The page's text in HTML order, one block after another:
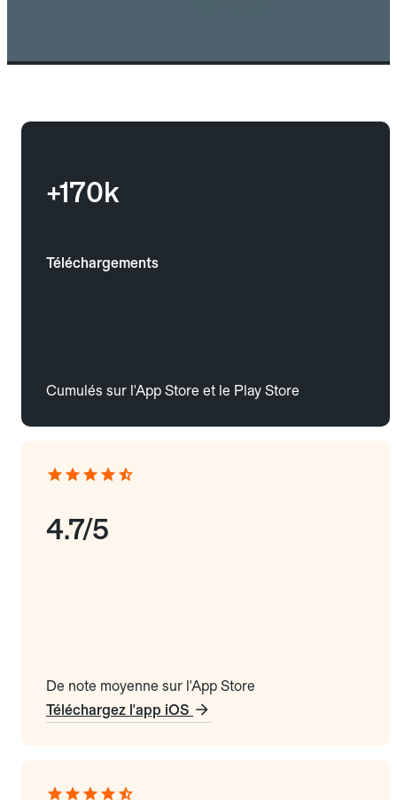
+170k
Téléchargements
Cumulés sur l'App Store et le Play Store
4.7/5
De note moyenne sur l'App Store
Téléchargez l'app iOS